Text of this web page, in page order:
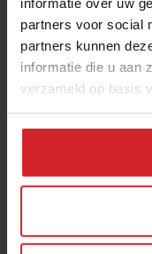
partners voor social
partners kunnen
informatie die u aan
verzameld op basis
Leon Mazairac
De chef van
van